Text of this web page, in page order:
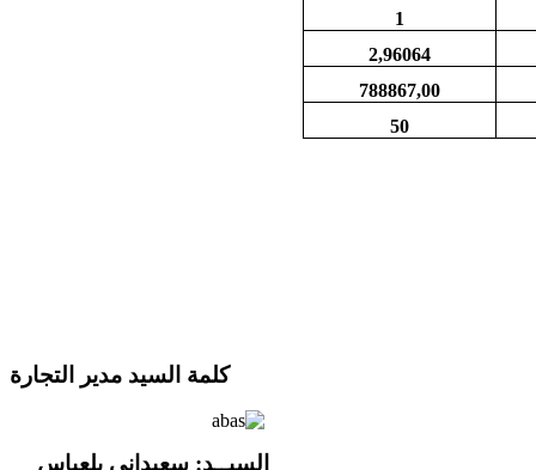
1
2,96064
788867,00
50
كلمة السيد مدير التجارة
السيــد: سعيداني بلعباس